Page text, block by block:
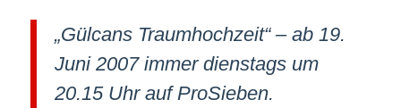
„Gülcans Traumhochzeit“ – ab 19.
Juni 2007 immer dienstags um
20.15 Uhr auf ProSieben.